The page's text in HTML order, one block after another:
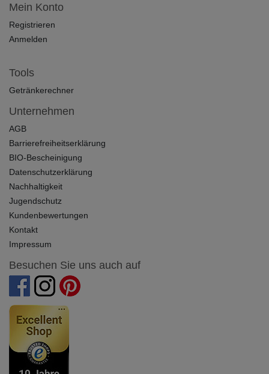
Mein Konto
Registrieren
Anmelden
Tools
Getränkerechner
Unternehmen
AGB
Barrierefreiheitserklärung
BIO-Bescheinigung
Datenschutzerklärung
Nachhaltigkeit
Jugendschutz
Kundenbewertungen
Kontakt
Impressum
Besuchen Sie uns auch auf